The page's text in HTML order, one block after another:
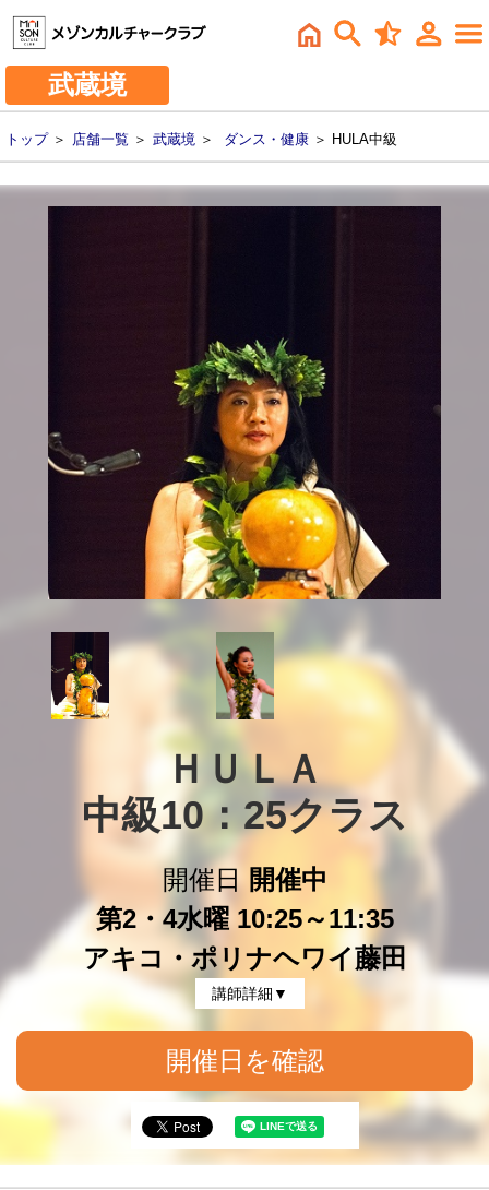
武蔵境
トップ＞ 店舗一覧 ＞ 武蔵境 ＞ ダンス・健康 ＞ HULA中級
ＨＵＬＡ
中級10：25クラス
開催日
開催中
第2・4水曜 10:25～11:35
アキコ・ポリナヘワイ藤田
講師詳細▼
開催日を確認